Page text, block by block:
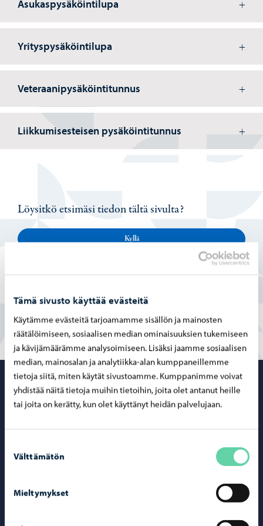
Tämä sivusto käyttää evästeitä
Käytämme evästeitä tarjoamamme sisällön ja mainosten
räätälöimiseen, sosiaalisen median ominaisuuksien tukemiseen
ja kävijämäärämme analysoimiseen. Lisäksi jaamme sosiaalisen
median, mainosalan ja analytiikka-alan kumppaneillemme
tietoja siitä, miten käytät sivustoamme. Kumppanimme voivat
yhdistää näitä tietoja muihin tietoihin, joita olet antanut heille
tai joita on kerätty, kun olet käyttänyt heidän palvelujaan.
valinta
Välttämätön
Mieltymykset
Asukaspysäköintilupa
Yrityspysäköintilupa
Veteraanipysäköintitunnus
Liikkumisesteisen pysäköintitunnus
Löysitkö etsimäsi tiedon tältä sivulta?
Kyllä
Porvoo –
Puhelinneuvonta: 020 692 250